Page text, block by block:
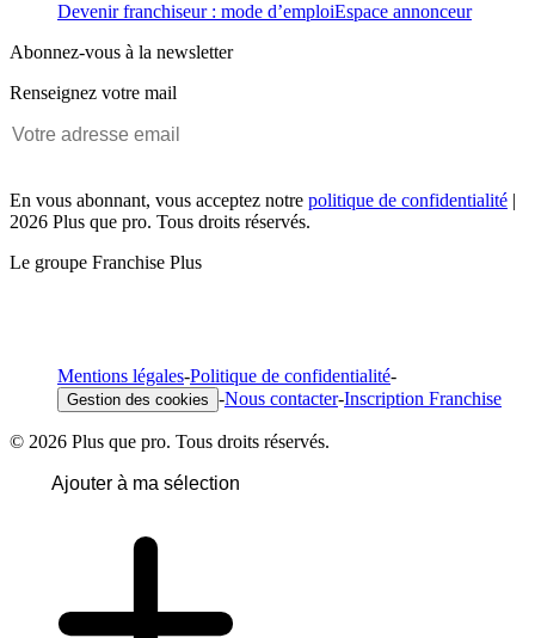
Devenir franchiseur : mode d’emploiEspace annonceur
Abonnez-vous à la newsletter
Renseignez votre mail
En vous abonnant, vous acceptez notre politique de confidentialité |
2026 Plus que pro. Tous droits réservés.
Le groupe Franchise Plus
Mentions légales-Politique de confidentialité-
Gestion des cookies -Nous contacter-Inscription Franchise
© 2026 Plus que pro. Tous droits réservés.
Ajouter à ma sélection